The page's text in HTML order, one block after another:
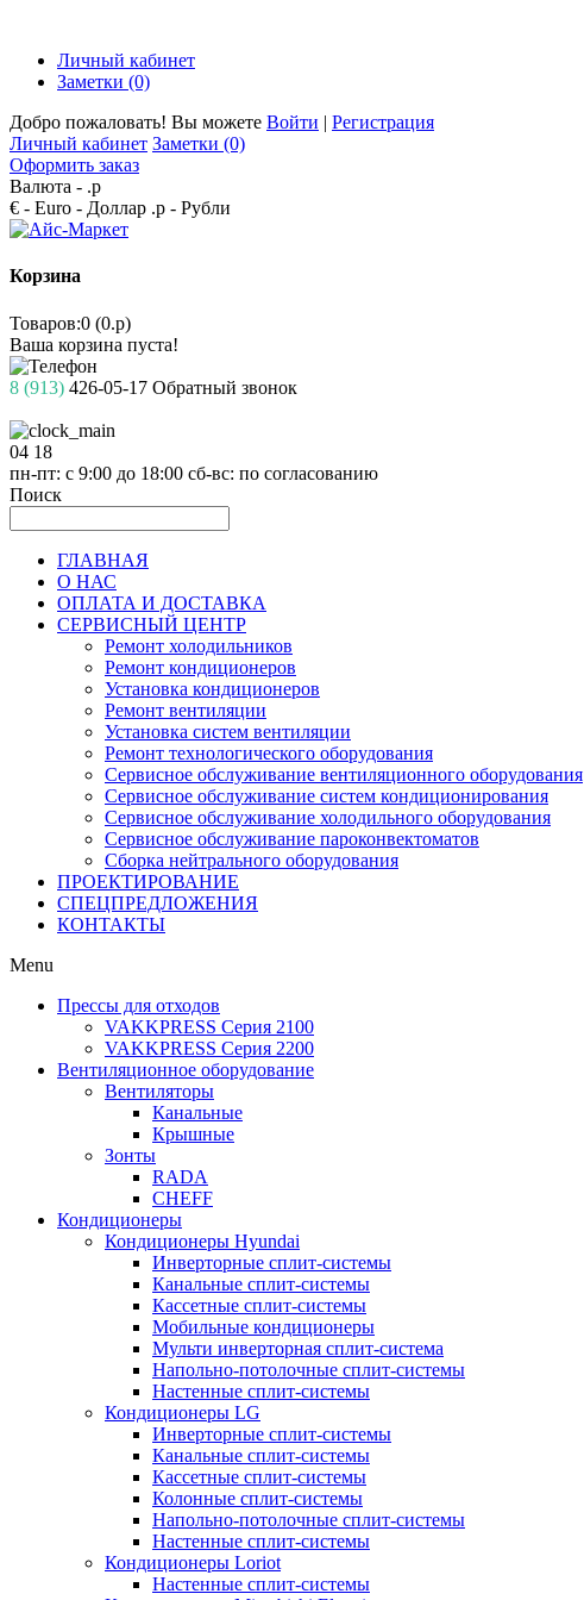
Личный кабинет
Заметки (0)
Добро пожаловать! Вы можете Войти | Регистрация
Личный кабинет Заметки (0)
Оформить заказ
Валюта - .р
€ - Euro - Доллар .р - Рубли
Корзина
Товаров:0 (0.р)
Ваша корзина пуста!
8 (913) 426-05-17 Обратный звонок
04 18
пн-пт: с 9:00 до 18:00 сб-вс: по согласованию
Поиск
ГЛАВНАЯ
О НАС
ОПЛАТА И ДОСТАВКА
СЕРВИСНЫЙ ЦЕНТР
Ремонт холодильников
Ремонт кондиционеров
Установка кондиционеров
Ремонт вентиляции
Установка систем вентиляции
Ремонт технологического оборудования
Cервисное обслуживание вентиляционного оборудования
Cервисное обслуживание систем кондиционирования
Cервисное обслуживание холодильного оборудования
Сервисное обслуживание пароконвектоматов
Сборка нейтрального оборудования
ПРОЕКТИРОВАНИЕ
СПЕЦПРЕДЛОЖЕНИЯ
КОНТАКТЫ
Menu
Прессы для отходов
VAKKPRESS Серия 2100
VAKKPRESS Серия 2200
Вентиляционное оборудование
Вентиляторы
Канальные
Крышные
Зонты
RADA
CHEFF
Кондиционеры
Кондиционеры Hyundai
Инверторные сплит-системы
Канальные сплит-системы
Кассетные сплит-системы
Мобильные кондиционеры
Мульти инверторная сплит-система
Напольно-потолочные сплит-системы
Настенные сплит-системы
Кондиционеры LG
Инверторные сплит-системы
Канальные сплит-системы
Кассетные сплит-системы
Колонные сплит-системы
Напольно-потолочные сплит-системы
Настенные сплит-системы
Кондиционеры Loriot
Настенные сплит-системы